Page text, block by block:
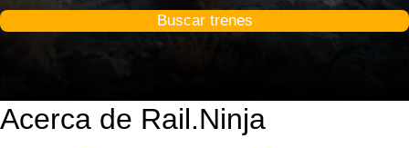
Buscar trenes
Acerca de Rail.Ninja